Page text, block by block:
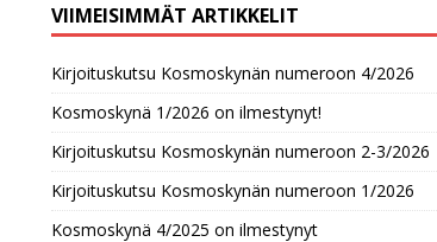
VIIMEISIMMÄT ARTIKKELIT
Kirjoituskutsu Kosmoskynän numeroon 4/2026
Kosmoskynä 1/2026 on ilmestynyt!
Kirjoituskutsu Kosmoskynän numeroon 2-3/2026
Kirjoituskutsu Kosmoskynän numeroon 1/2026
Kosmoskynä 4/2025 on ilmestynyt